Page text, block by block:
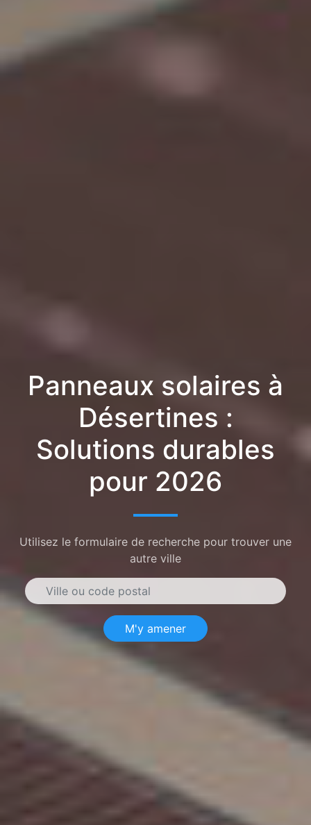
Panneaux solaires à
Désertines :
Solutions durables
pour 2026
Utilisez le formulaire de recherche pour trouver une
autre ville
M'y amener